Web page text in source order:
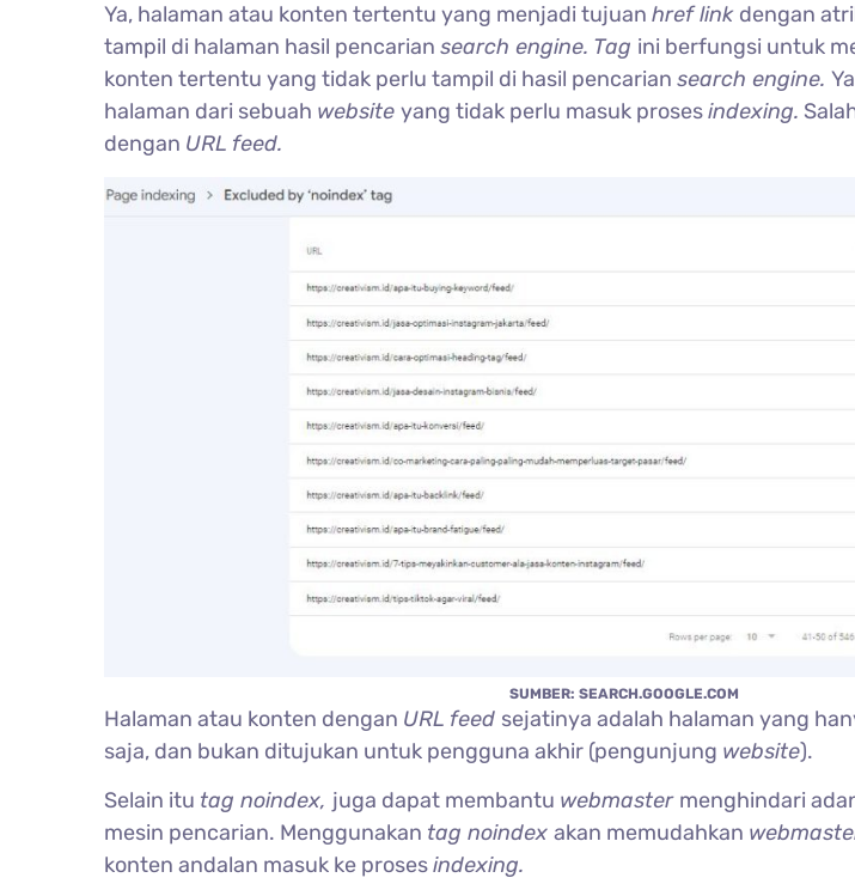
Ya, halaman atau konten tertentu yang menjadi tujuan href link dengan
tampil di halaman hasil pencarian search engine. Tag ini berfungsi untuk
konten tertentu yang tidak perlu tampil di hasil pencarian search engine.
halaman dari sebuah website yang tidak perlu masuk prosesindexing.
dengan URL feed.
SUMBER: SEARCH.GOOGLE.COM
Halaman atau konten dengan URL feed sejatinya adalah halaman yang
saja, dan bukan ditujukan untuk pengguna akhir (pengunjung website).
Selain itu tag noindex, juga dapat membantu webmaster menghindari
mesin pencarian. Menggunakan tag noindex akan memudahkan
konten andalan masuk ke prosesindexing.